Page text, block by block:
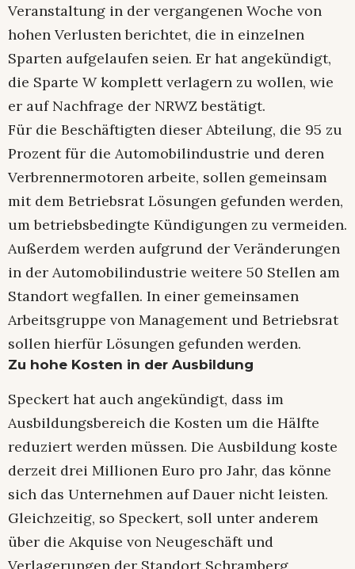
Veranstaltung in der vergangenen Woche von
hohen Verlusten berichtet, die in einzelnen
Sparten aufgelaufen seien. Er hat angekündigt,
die Sparte W komplett verlagern zu wollen, wie
er auf Nachfrage der NRWZ bestätigt.
Für die Beschäftigten dieser Abteilung, die 95 zu
Prozent für die Automobilindustrie und deren
Verbrennermotoren arbeite, sollen gemeinsam
mit dem Betriebsrat Lösungen gefunden werden,
um betriebsbedingte Kündigungen zu vermeiden.
Außerdem werden aufgrund der Veränderungen
in der Automobilindustrie weitere 50 Stellen am
Standort wegfallen. In einer gemeinsamen
Arbeitsgruppe von Management und Betriebsrat
sollen hierfür Lösungen gefunden werden.
Zu hohe Kosten in der Ausbildung
Speckert hat auch angekündigt, dass im
Ausbildungsbereich die Kosten um die Hälfte
reduziert werden müssen. Die Ausbildung koste
derzeit drei Millionen Euro pro Jahr, das könne
sich das Unternehmen auf Dauer nicht leisten.
Gleichzeitig, so Speckert, soll unter anderem
über die Akquise von Neugeschäft und